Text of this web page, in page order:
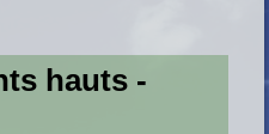
hauts -